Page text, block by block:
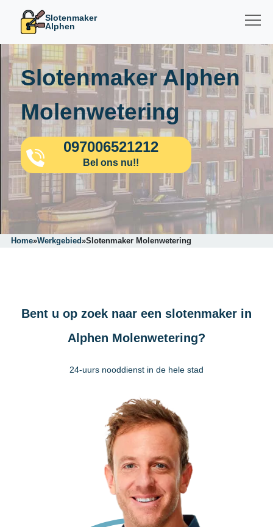
Slotenmaker
Alphen
Slotenmaker Alphen
Molenwetering
097006521212
Bel ons nu!!
Home»Werkgebied»Slotenmaker Molenwetering
Bent u op zoek naar een slotenmaker in
Alphen Molenwetering?
24-uurs nooddienst in de hele stad